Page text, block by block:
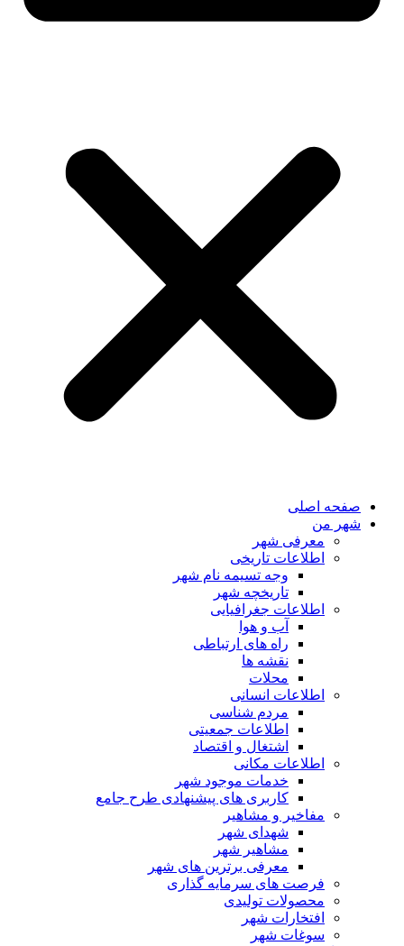
صفحه اصلی
شهر من
معرفی شهر
اطلاعات تاریخی
وجه تسیمه نام شهر
تاریخچه شهر
اطلاعات جغرافیایی
آب و هوا
راه های ارتباطی
نقشه ها
محلات
اطلاعات انسانی
مردم شناسی
اطلاعات جمعیتی
اشتغال و اقتصاد
اطلاعات مکانی
خدمات موجود شهر
کاربری های پیشنهادی طرح جامع
مفاخیر و مشاهیر
شهدای شهر
مشاهیر شهر
معرفی برترین های شهر
فرصت های سرمایه گذاری
محصولات تولیدی
افتخارات شهر
سوغات شهر